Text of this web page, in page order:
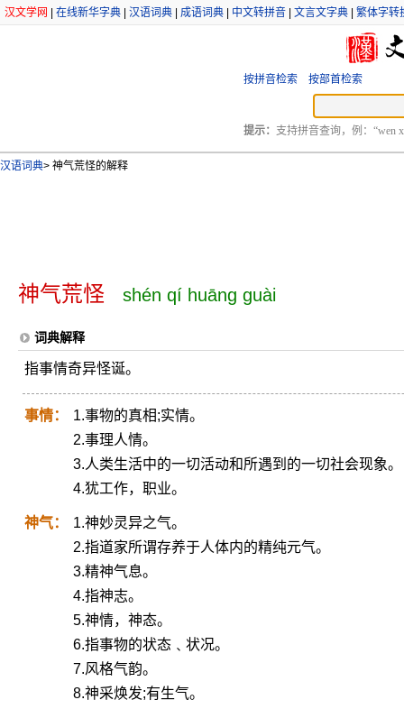
汉文学网 在线新华字典 汉语词典 成语词典 中文转拼音 文言文字典 繁体字转
按拼音检索 按部首检索
提示： 支持拼音查询，例：“wen
汉语词典> 神气荒怪的解释
神气荒怪 shén qí huāng guài
词典解释
指事情奇异怪诞。
事情：
1.事物的真相;实情。
2.事理人情。
3.人类生活中的一切活动和所遇到的一切社会现象。
4.犹工作，职业。
神气：
1.神妙灵异之气。
2.指道家所谓存养于人体内的精纯元气。
3.精神气息。
4.指神志。
5.神情，神态。
6.指事物的状态﹑状况。
7.风格气韵。
8.神采焕发;有生气。